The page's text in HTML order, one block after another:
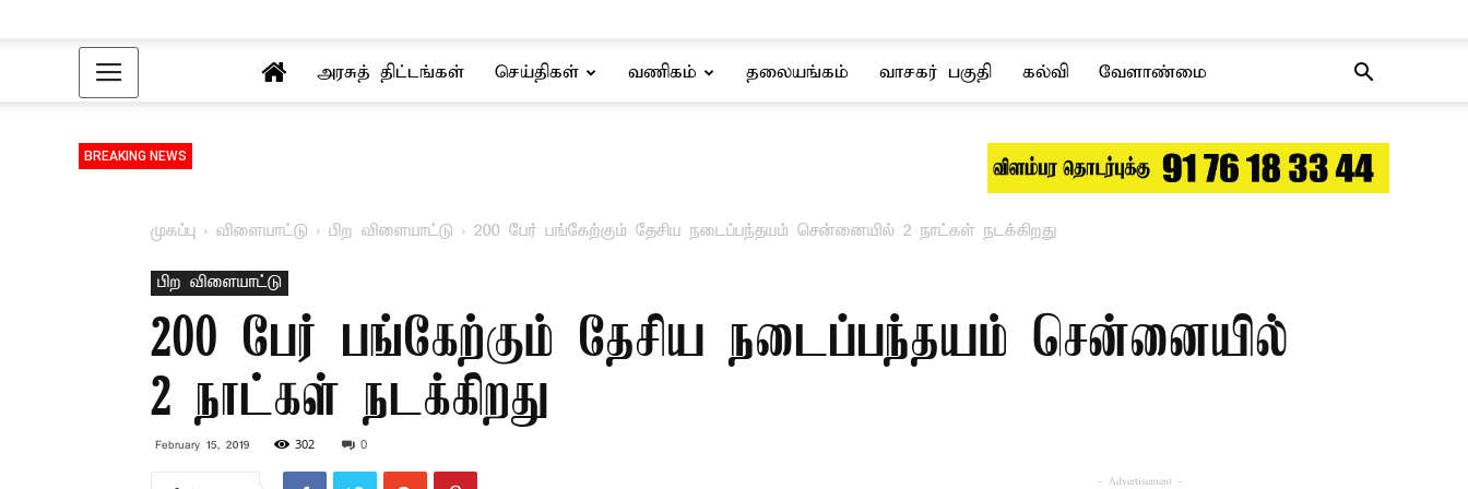
அரசுத் திட்டங்கள் செய்திகள் வணிகம் தலையங்கம் வாசகர் பகுதி கல்வி வேளாண்மை
BREAKING NEWS
முகப்பு விளையாட்டு பிற விளையாட்டு 200 பேர் பங்கேற்கும் தேசிய நடைப்பந்தயம் சென்னையில் 2 நாட்கள் நடக்கிறது
பிற விளையாட்டு
200 பேர் பங்கேற்கும் தேசிய நடைப்பந்தயம் சென்னையில்
2 நாட்கள் நடக்கிறது
February 15, 2019 302 0
- Advertisement -